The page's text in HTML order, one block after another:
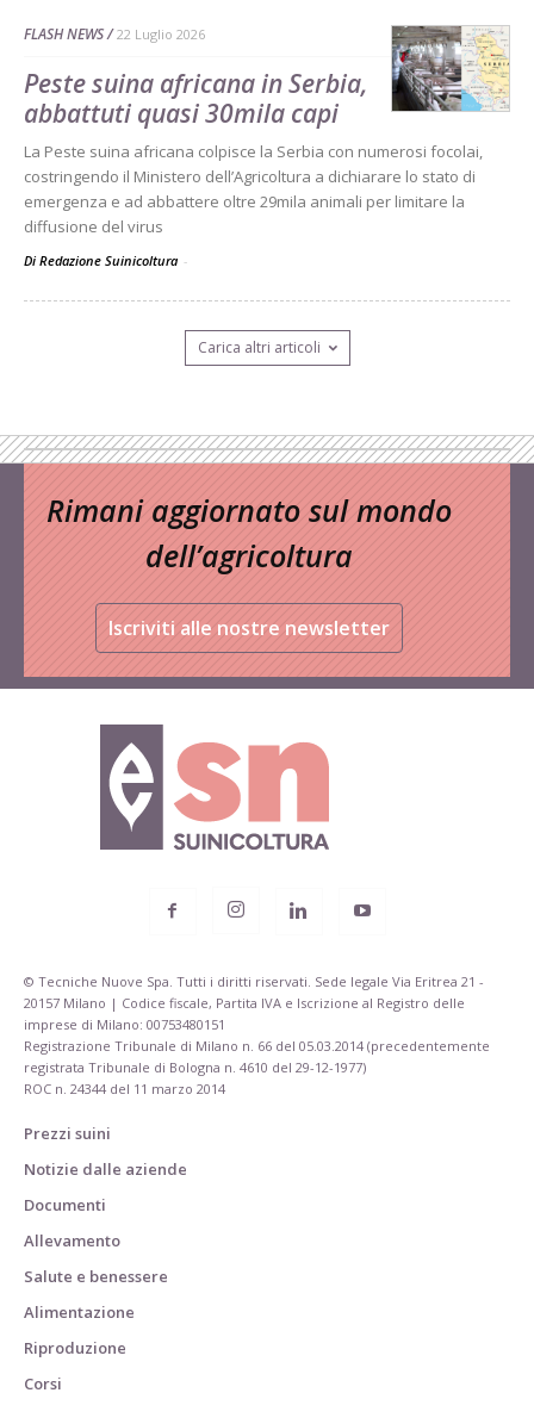
FLASH NEWS 22 Luglio 2026
Peste suina africana in Serbia,
abbattuti quasi 30mila capi
La Peste suina africana colpisce la Serbia con numerosi focolai,
costringendo il Ministero dell’Agricoltura a dichiarare lo stato di
emergenza e ad abbattere oltre 29mila animali per limitare la
diffusione del virus
Di Redazione Suinicoltura -
Carica altri articoli
Rimani aggiornato sul mondo
dell’agricoltura
Iscriviti alle nostre newsletter
© Tecniche Nuove Spa. Tutti i diritti riservati. Sede legale Via Eritrea 21 -
20157 Milano | Codice fiscale, Partita IVA e Iscrizione al Registro delle
imprese di Milano: 00753480151
Registrazione Tribunale di Milano n. 66 del 05.03.2014 (precedentemente
registrata Tribunale di Bologna n. 4610 del 29-12-1977)
ROC n. 24344 del 11 marzo 2014
Prezzi suini
Notizie dalle aziende
Documenti
Allevamento
Salute e benessere
Alimentazione
Riproduzione
Corsi